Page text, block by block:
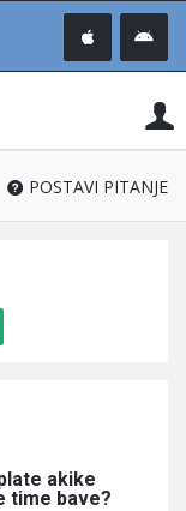
®
POSTAVI PITANJE
akike
time bave?